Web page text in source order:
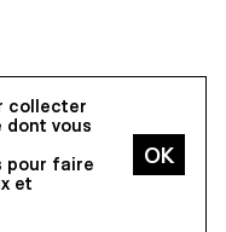
collecter
dont vous
pour faire
et